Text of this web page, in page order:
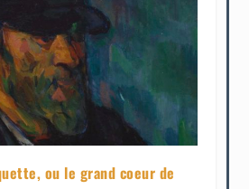
ou le grand coeur de